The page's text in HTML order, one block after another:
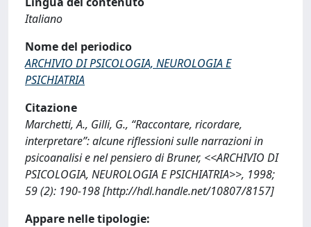
Italiano
Nome del periodico
ARCHIVIO DI PSICOLOGIA, NEUROLOGIA E
PSICHIATRIA
Citazione
Marchetti, A., Gilli, G., “Raccontare, ricordare,
interpretare”: alcune riflessioni sulle narrazioni in
psicoanalisi e nel pensiero di Bruner, <<ARCHIVIO DI
PSICOLOGIA, NEUROLOGIA E PSICHIATRIA>>, 1998;
59 (2): 190-198 [http://hdl.handle.net/10807/8157]
Appare nelle tipologie: